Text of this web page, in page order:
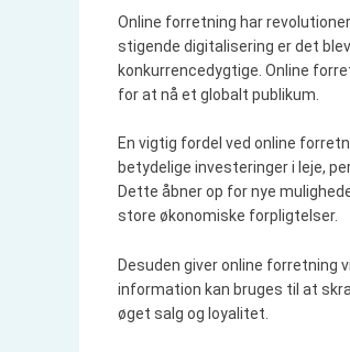
Online forretning har
stigende digitalisering er det
konkurrencedygtige. Online
for at nå et globalt publikum.
En vigtig fordel ved online
betydelige investeringer i leje,
Dette åbner op for nye
store økonomiske forpligtelser.
Desuden giver online forretning
information kan bruges til at
øget salg og loyalitet.